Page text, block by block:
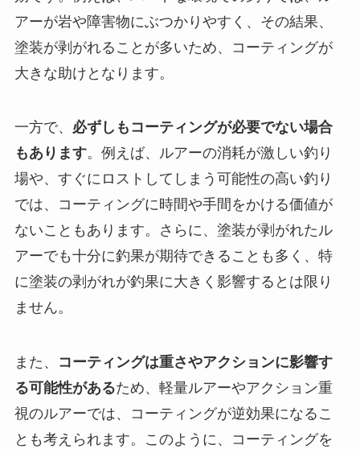
アーが岩や障害物にぶつかりやすく、その結果、
塗装が剥がれることが多いため、コーティングが
大きな助けとなります。
一方で、 必ずしもコーティングが必要でない場合
もあります。例えば、ルアーの消耗が激しい釣り
場や、すぐにロストしてしまう可能性の高い釣り
では、コーティングに時間や手間をかける価値が
ないこともあります。さらに、塗装が剥がれたル
アーでも十分に釣果が期待できることも多く、特
に塗装の剥がれが釣果に大きく影響するとは限り
ません。
また、
コーティングは重さやアクションに影響す
る可能性があるため、軽量ルアーやアクション重
視のルアーでは、コーティングが逆効果になるこ
とも考えられます。このように、コーティングを